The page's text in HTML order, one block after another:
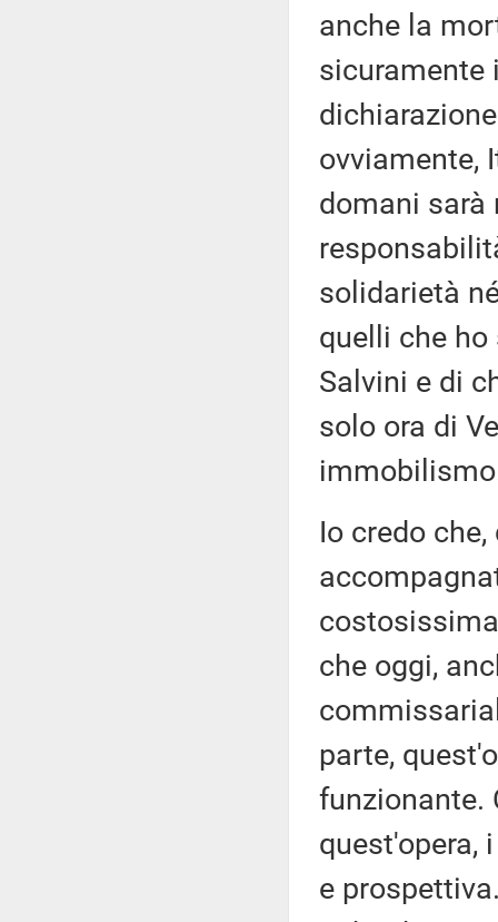
anche la
sicuramente
ovviamente,
domani sarà
solidarietà
quelli che
Salvini e di
solo ora di
Io credo
che oggi,
parte,
funzionante.
quest'opera,
e